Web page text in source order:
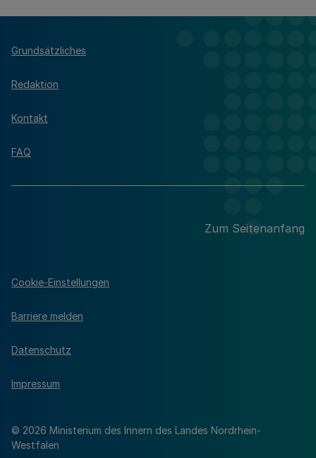
Grundsätzliches
Redaktion
Kontakt
FAQ
Zum Seitenanfang
© 2026 Ministerium des Innern des Landes Nordrhein-
Westfalen
Cookie-Einstellungen
Barriere melden
Datenschutz
Impressum